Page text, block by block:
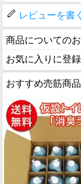
レビューを書く
商品についての
お気に入りに登録
おすすめ売筋商品